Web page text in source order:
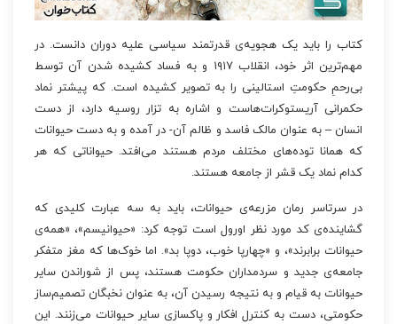
کتاب را باید یک هجویه‌ی قدرتمند سیاسی علیه دوران دانست. در
مهم‌ترین اثر خود، انقلاب ۱۹۱۷ و به فساد کشیده شدن آن توسط
بی‌رحمِ حکومتِ استالینی را به تصویر کشیده است. که پیشتر نماد
حکمرانی آریستوکرات‌هاست و اشاره به تزار روسیه دارد، از دست
انسان – به عنوان مالک فاسد و ظالم آن- در آمده و به دست حیوانات
که همانا توده‌های مختلف مردم هستند می‌افتد. حیواناتی که هر
کدام نماد یک قشر از جامعه هستند.
در سرتاسر رمان مزرعه‌ی حیوانات، باید به سه عبارت کلیدی که
گشاینده‌ی کد مورد نظر اورول است توجه کرد: «حیوانیسم»، «همه‌ی
حیوانات برابرند»، و «چهارپا خوب، دوپا بد». اما خوک‌ها که مغز متفکر
جامعه‌ی جدید و سردمداران حکومت هستند، پس از شوراندن سایر
حیوانات به قیام و به نتیجه رسیدن آن، به عنوان نخبگان تصمیم‌ساز
حکومتی، دست به کنترل افکار و پاکسازی سایر حیوانات می‌زنند. این